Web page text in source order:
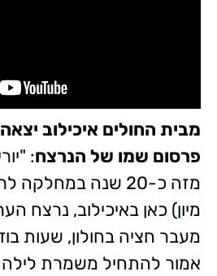
מבית החולים איכילוב
פרסום שמו של הנרצח:
מזה כ-20 שנה
מיון) כאן באיכילוב, נרצח
מעבר חציה בחולון, שעות
אמור להתחיל משמרת לילה